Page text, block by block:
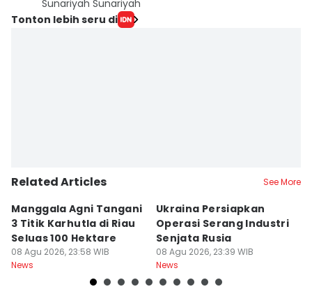
Sunariyah Sunariyah
Tonton lebih seru di
Related Articles See More
Manggala Agni Tangani
3 Titik Karhutla di Riau
Seluas 100 Hektare
08 Agu 2026, 23:58 WIB
News
Ukraina Persiapkan
Operasi Serang Industri
Senjata Rusia
08 Agu 2026, 23:39 WIB
News